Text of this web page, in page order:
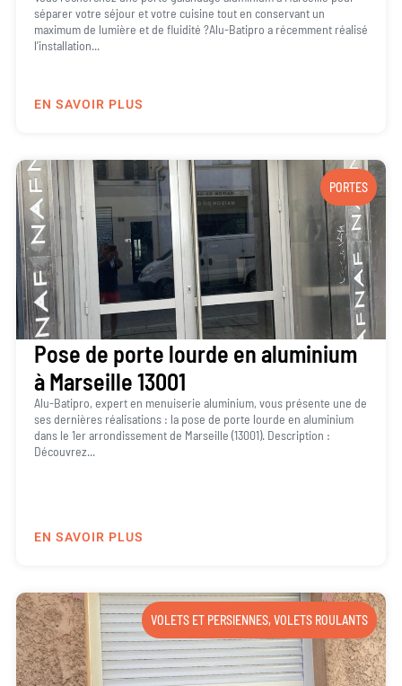
séparer votre séjour et votre cuisine tout en conservant un
maximum de lumière et de fluidité ?Alu-Batipro a récemment réalisé
l’installation...
EN SAVOIR PLUS
PORTES
Pose de porte lourde en aluminium
à Marseille 13001
Alu-Batipro, expert en menuiserie aluminium, vous présente une de
ses dernières réalisations : la pose de porte lourde en aluminium
dans le 1er arrondissement de Marseille (13001). Description :
Découvrez...
EN SAVOIR PLUS
VOLETS ET PERSIENNES,VOLETS ROULANTS